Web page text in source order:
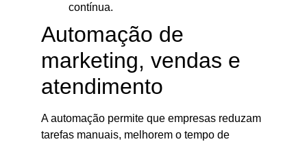
contínua.
Automação de
marketing, vendas e
atendimento
A automação permite que empresas reduzam
tarefas manuais, melhorem o tempo de